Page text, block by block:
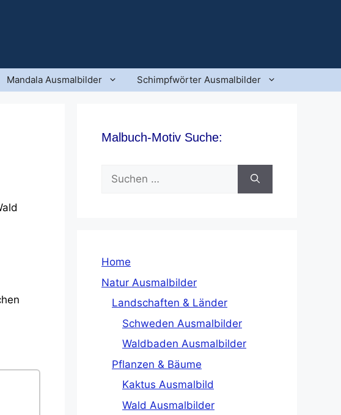
Mandala Ausmalbilder Schimpfwörter Ausmalbilder
Malbuch-Motiv Suche:
Suchen
nach:
Home
Natur Ausmalbilder
Landschaften & Länder
Schweden Ausmalbilder
Waldbaden Ausmalbilder
Pflanzen & Bäume
Kaktus Ausmalbild
Wald Ausmalbilder